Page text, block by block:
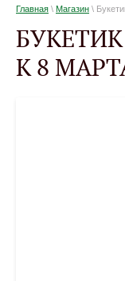
Главная \ Магазин \
К 8